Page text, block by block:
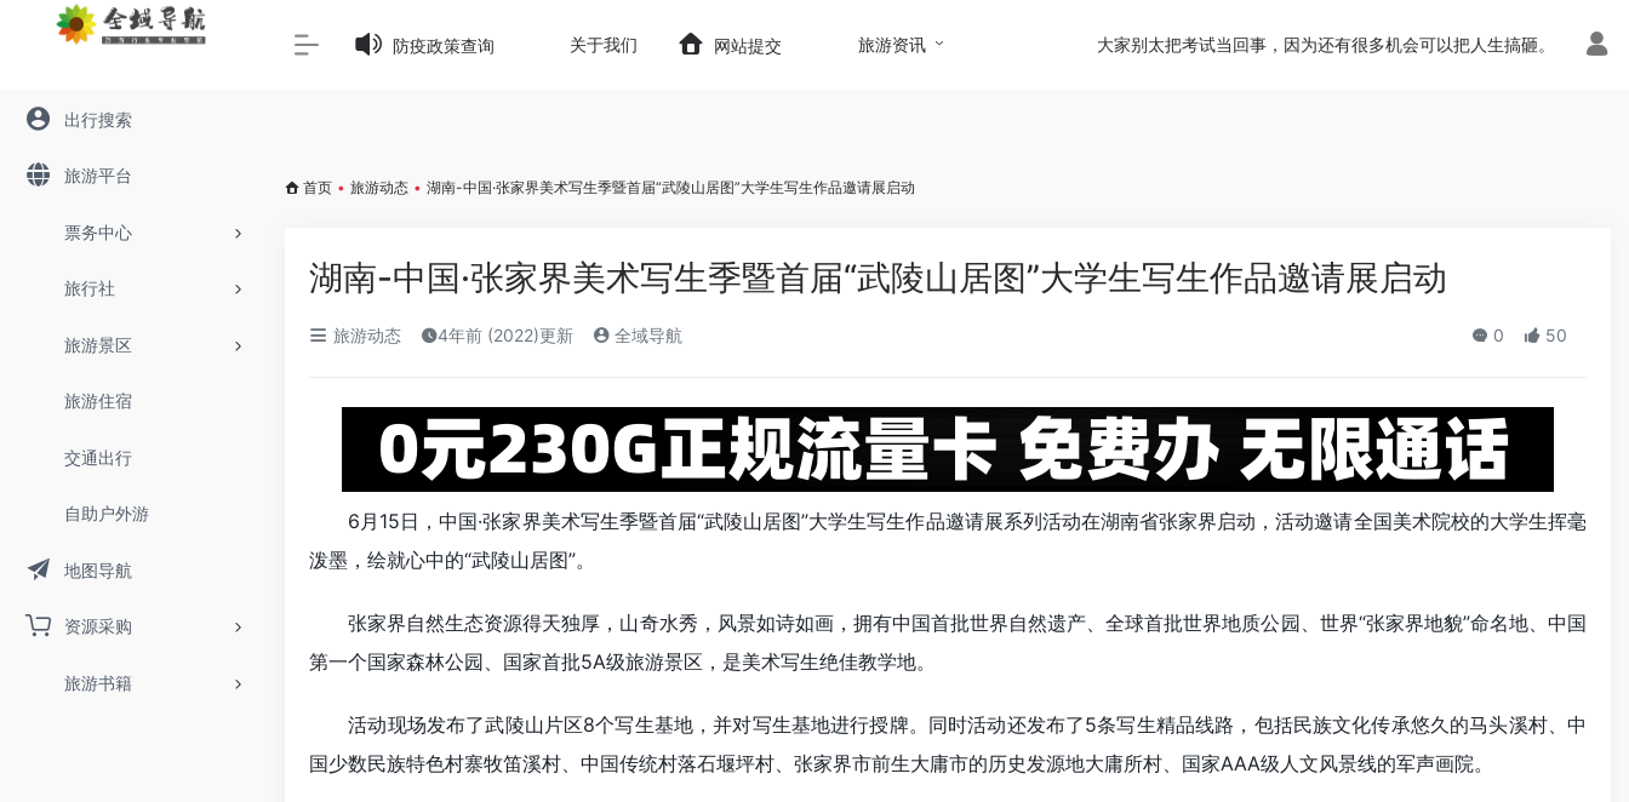
Warning: Array to string conversion in/www/wwwroot/645t.com/wp-content/themes/onenav/inc/wp-optimization.phpon line113
出行搜索
旅游平台
票务中心
旅行社
旅游景区
旅游住宿
交通出行
自助户外游
地图导航
资源采购
旅游书籍
防疫政策查询 关于我们 网站提交 旅游资讯 大家别太把考试当回事，因为还有很多机会可以把人生搞砸。
首页 • 旅游动态 • 湖南-中国·张家界美术写生季暨首届“武陵山居图”大学生写生作品邀请展启动
湖南-中国·张家界美术写生季暨首届“武陵山居图”大学生写生作品邀请展启动
旅游动态 4年前 (2022)更新 全域导航 0 50
6月15日，中国·张家界美术写生季暨首届“武陵山居图”大学生写生作品邀请展系列活动在湖南省张家界启动，活动邀请全国美术院校的大学生挥毫
泼墨，绘就心中的“武陵山居图”。
张家界自然生态资源得天独厚，山奇水秀，风景如诗如画，拥有中国首批世界自然遗产、全球首批世界地质公园、世界“张家界地貌”命名地、中国
第一个国家森林公园、国家首批5A级旅游景区，是美术写生绝佳教学地。
活动现场发布了武陵山片区8个写生基地，并对写生基地进行授牌。同时活动还发布了5条写生精品线路，包括民族文化传承悠久的马头溪村、中
国少数民族特色村寨牧笛溪村、中国传统村落石堰坪村、张家界市前生大庸市的历史发源地大庸所村、国家AAA级人文风景线的军声画院。